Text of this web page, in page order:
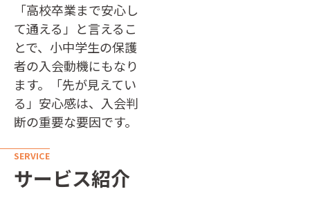
「高校卒業まで安心し
て通える」と言えるこ
とで、小中学生の保護
者の入会動機にもなり
ます。「先が見えてい
る」安心感は、入会判
断の重要な要因です。
SERVICE
サービス紹介